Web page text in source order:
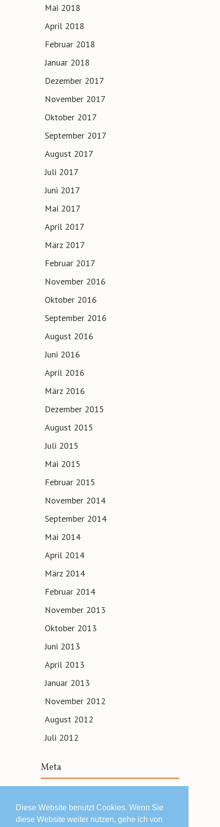
Diese Website benutzt Cookies. Wenn Sie
diese Website weiter nutzen, gehe ich von
Mai 2018
April 2018
Februar 2018
Januar 2018
Dezember 2017
November 2017
Oktober 2017
September 2017
August 2017
Juli 2017
Juni 2017
Mai 2017
April 2017
März 2017
Februar 2017
November 2016
Oktober 2016
September 2016
August 2016
Juni 2016
April 2016
März 2016
Dezember 2015
August 2015
Juli 2015
Mai 2015
Februar 2015
November 2014
September 2014
Mai 2014
April 2014
März 2014
Februar 2014
November 2013
Oktober 2013
Juni 2013
April 2013
Januar 2013
November 2012
August 2012
Juli 2012
Meta